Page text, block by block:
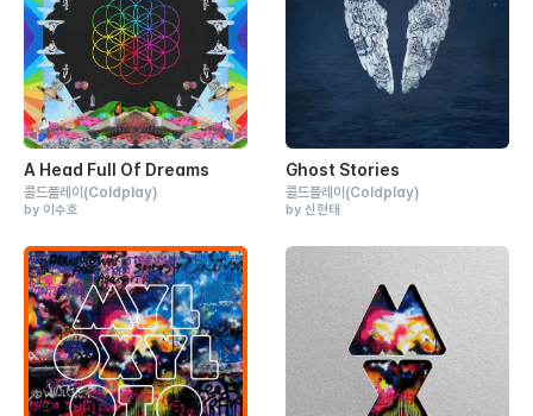
A Head Full Of Dreams
콜드플레이 (Coldplay)
by 이수호
Ghost Stories
콜드플레이 (Coldplay)
by 신현태